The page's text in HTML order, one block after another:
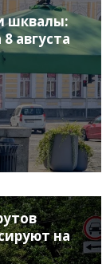
шквалы:
августа
на